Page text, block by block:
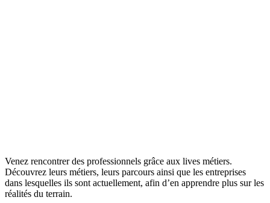
Venez rencontrer des professionnels grâce aux lives métiers.
Découvrez leurs métiers, leurs parcours ainsi que les entreprises
dans lesquelles ils sont actuellement, afin d’en apprendre plus sur les
réalités du terrain.